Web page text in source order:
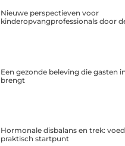
Nieuwe perspectieven voor
kinderopvangprofessionals door
Een gezonde beleving die gasten
brengt
Hormonale disbalans en trek:
praktisch startpunt